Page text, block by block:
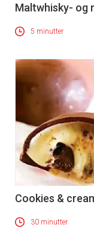
Maltwhisky- og
5 minutter
Cookies &
30 minutter